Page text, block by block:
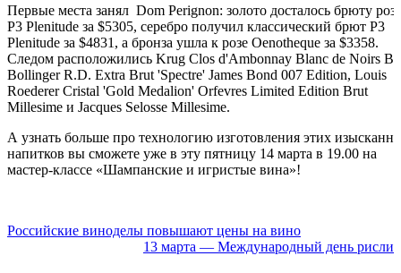
Первые места занял Dom Perignon: золото досталось брюту розе
P3 Plenitude за $5305, серебро получил классический брют P3
Plenitude за $4831, а бронза ушла к розе Oenotheque за $3358.
Следом расположились Krug Clos d'Ambonnay Blanc de Noirs
Bollinger R.D. Extra Brut 'Spectre' James Bond 007 Edition, Louis
Roederer Cristal 'Gold Medalion' Orfevres Limited Edition Brut
Millesime и Jacques Selosse Millesime.
А узнать больше про технологию изготовления этих
напитков вы сможете уже в эту пятницу 14 марта в 19.00 на
мастер-классе «Шампанские и игристые вина»!
Российские виноделы повышают цены на вино
13 марта — Международный день